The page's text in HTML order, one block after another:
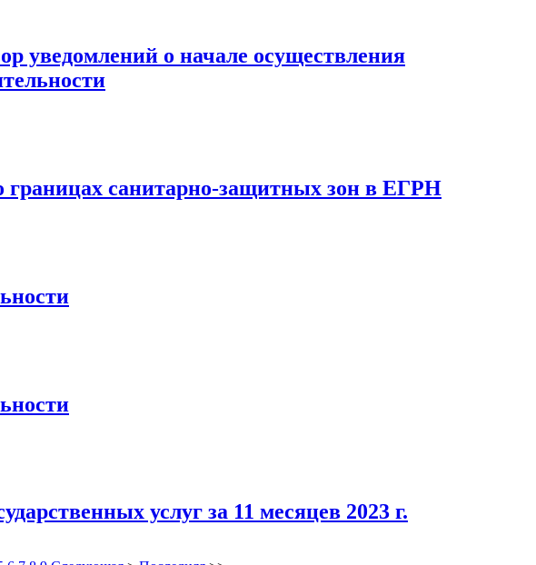
уведомлений о начале осуществления
границах санитарно-защитных зон в ЕГРН
услуг за 11 месяцев 2023 г.